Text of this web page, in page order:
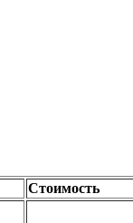
Стоимость